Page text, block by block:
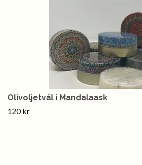
Olivoljetvål i Mandalaask
120 kr